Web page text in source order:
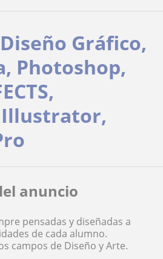
Gráfico,
Photoshop,
Illustrator,
anuncio
pensadas y diseñadas a
de cada alumno.
campos de Diseño y Arte.